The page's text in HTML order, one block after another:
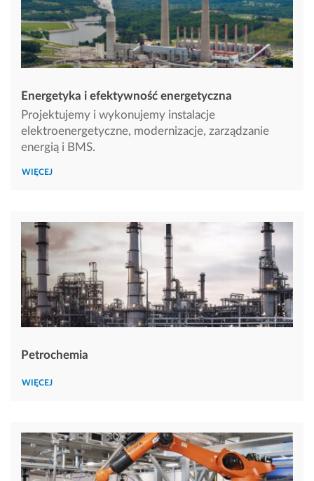
Energetyka i efektywność energetyczna
Projektujemy i wykonujemy instalacje
elektroenergetyczne, modernizacje, zarządzanie
energią i BMS.
WIĘCEJ
Petrochemia
WIĘCEJ